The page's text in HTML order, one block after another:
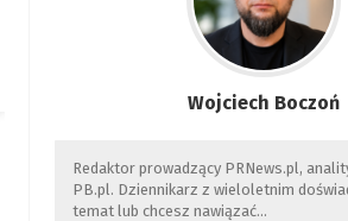
Wojciech Boczoń
Redaktor prowadzący PRNews.pl,
PB.pl. Dziennikarz z wieloletnim
temat lub chcesz nawiązać…